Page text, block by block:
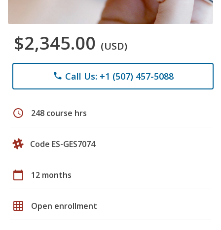
$2,345.00 (USD)
phone Call Us: +1 (507) 457-5088
schedule 248 course hrs
Code ES-GES7074
calendar_today 12 months
grid_on Open enrollment